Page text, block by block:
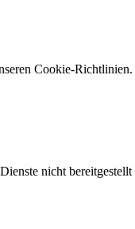
Cookie-Richtlinien.
nicht bereitgestellt